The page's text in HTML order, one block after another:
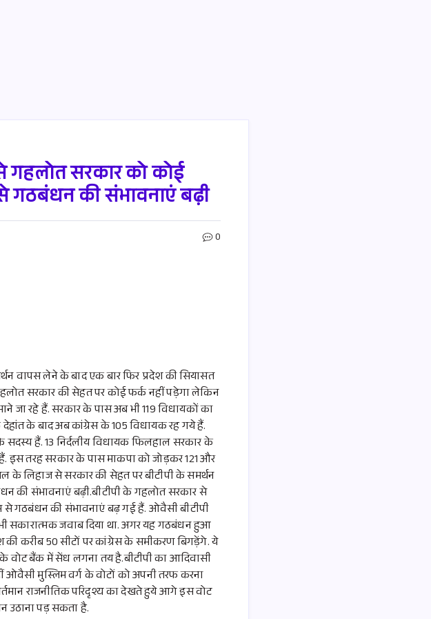
गहलोत सरकार को कोई
से गठबंधन की संभावनाएं बढ़ी
0
वापस लेने के बाद एक बार फिर प्रदेश की सियासत
सरकार की सेहत पर कोई फर्क नहीं पड़ेगा लेकिन
जा रहे हैं. सरकार के पास अब भी 119 विधायकों का
के बाद अब कांग्रेस के 105 विधायक रह गये हैं.
हैं. 13 निर्दलीय विधायक फिलहाल सरकार के
इस तरह सरकार के पास माकपा को जोड़कर 121 और
के लिहाज से सरकार की सेहत पर बीटीपी के समर्थन
की संभावनाएं बढ़ी.बीटीपी के गहलोत सरकार से
गठबंधन की संभावनाएं बढ़ गई हैं. ओवैसी बीटीपी
सकारात्मक जवाब दिया था. अगर यह गठबंधन हुआ
की करीब 50 सीटों पर कांग्रेस के समीकरण बिगड़ेंगे. ये
वोट बैंक में सेंध लगना तय है.बीटीपी का आदिवासी
ओवैसी मुस्लिम वर्ग के वोटों को अपनी तरफ करना
राजनीतिक परिदृश्य का देखते हुये आगे इस वोट
उठाना पड़ सकता है.